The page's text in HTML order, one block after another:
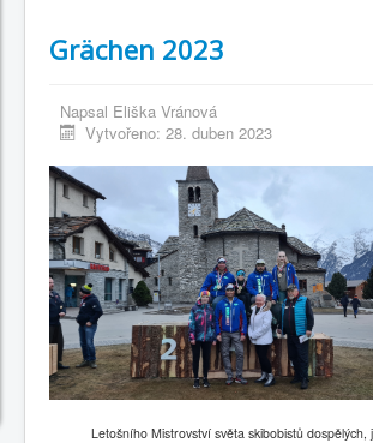
Grächen 2023
Napsal Eliška Vránová
Vytvořeno: 28. duben 2023
Letošního Mistrovství světa skibobistů dospělých,